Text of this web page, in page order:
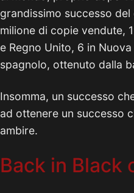
grandissimo successo
milione di copie vendute,
e Regno Unito, 6 in
spagnolo, ottenuto dalla
Insomma, un successo
ad ottenere un successo
ambire.
Back in Black